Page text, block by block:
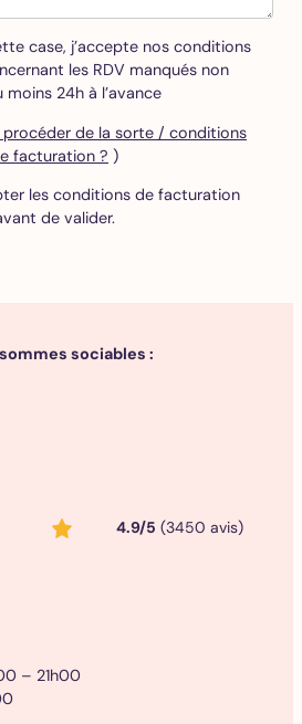
case, j’accepte nos conditions
les RDV manqués non
24h à l’avance
de la sorte / conditions
facturation ? )
les conditions de facturation
de valider.
sociables :
4.9/5 (3450 avis)
– 21h00